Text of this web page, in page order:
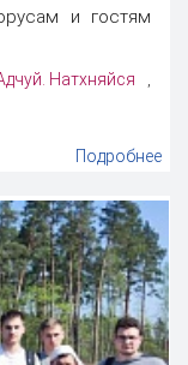
и гостям
Натхняйся
Подробнее